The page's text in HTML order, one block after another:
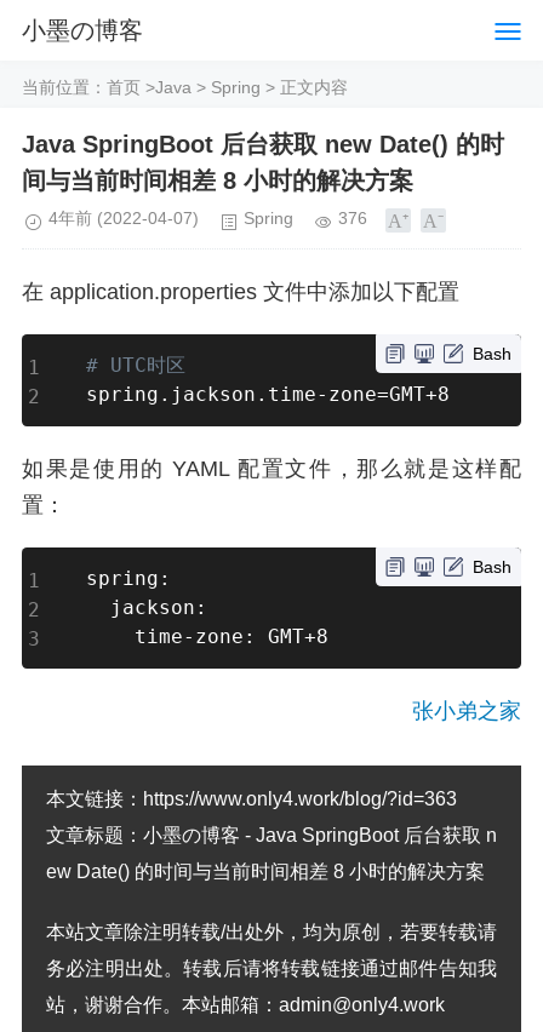
小墨の博客
当前位置： 首页 >Java > Spring > 正文内容
Java SpringBoot 后台获取 new Date() 的时
间与当前时间相差 8 小时的解决方案
4年前 (2022-04-07) Spring 376
在 application.properties 文件中添加以下配置
Bash
# UTC时区
spring.jackson.time-zone=GMT+8
如果是使用的 YAML 配置文件，那么就是这样配
置：
Bash
spring:
  jackson:
    time-zone: GMT+8
张小弟之家
本文链接： https://www.only4.work/blog/?id=363
文章标题： 小墨の博客 - Java SpringBoot 后台获取 n
ew Date() 的时间与当前时间相差 8 小时的解决方案
本站文章除注明转载/出处外，均为原创，若要转载请
务必注明出处。转载后请将转载链接通过邮件告知我
站，谢谢合作。本站邮箱：admin@only4.work